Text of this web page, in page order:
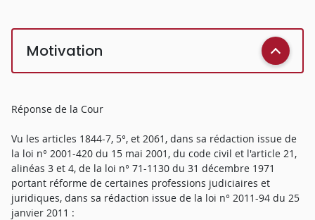
Motivation
Réponse de la Cour
Vu les articles 1844-7, 5°, et 2061, dans sa rédaction issue de
la loi n° 2001-420 du 15 mai 2001, du code civil et l'article 21,
alinéas 3 et 4, de la loi n° 71-1130 du 31 décembre 1971
portant réforme de certaines professions judiciaires et
juridiques, dans sa rédaction issue de la loi n° 2011-94 du 25
janvier 2011 :